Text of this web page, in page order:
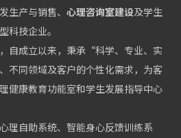
生产与销售、 心理咨询室建设及学生
科技企业。
自成立以来，秉承“科学、专业、实
不同领域及客户的个性化需求，为客
健康教育功能室和学生发展指导中心
理自助系统、智能身心反馈训练系